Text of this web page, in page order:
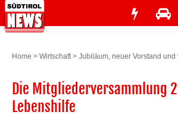
Home > Wirtschaft> Jubiläum, neuer Vorstand und
Die Mitgliederversammlung
Lebenshilfe